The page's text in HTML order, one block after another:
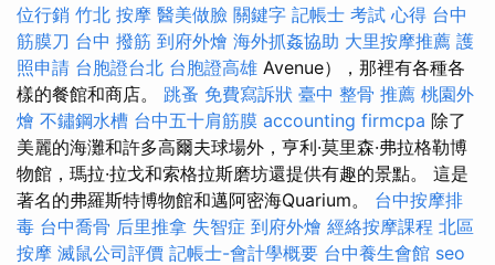
位行銷 竹北 按摩 醫美做臉 關鍵字 記帳士 考試 心得 台中
筋膜刀 台中 撥筋 到府外燴 海外抓姦協助 大里按摩推薦 護
照申請 台胞證台北 台胞證高雄 Avenue），那裡有各種各
樣的餐館和商店。 跳蚤 免費寫訴狀 臺中 整骨 推薦 桃園外
燴 不鏽鋼水槽 台中五十肩筋膜 accounting firmcpa 除了
美麗的海灘和許多高爾夫球場外，亨利·莫里森·弗拉格勒博
物館，瑪拉·拉戈和索格拉斯磨坊還提供有趣的景點。 這是
著名的弗羅斯特博物館和邁阿密海Quarium。 台中按摩排
毒 台中喬骨 后里推拿 失智症 到府外燴 經絡按摩課程 北區
按摩 滅鼠公司評價 記帳士-會計學概要 台中養生會館 seo